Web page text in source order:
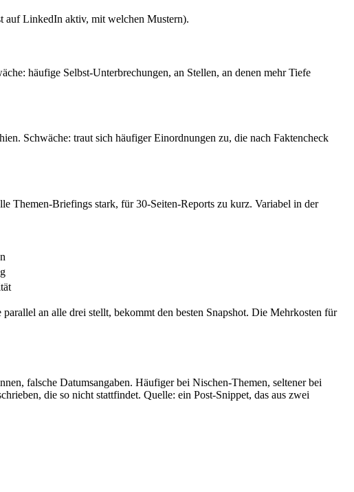
auf LinkedIn aktiv, mit welchen Mustern).
häufige Selbst-Unterbrechungen, an Stellen, an denen mehr Tiefe
Schwäche: traut sich häufiger Einordnungen zu, die nach Faktencheck
Themen-Briefings stark, für 30-Seiten-Reports zu kurz. Variabel in der
an alle drei stellt, bekommt den besten Snapshot. Die Mehrkosten für
falsche Datumsangaben. Häufiger bei Nischen-Themen, seltener bei
die so nicht stattfindet. Quelle: ein Post-Snippet, das aus zwei